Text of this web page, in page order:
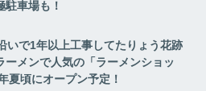
駐車場も！
いで1年以上工事してたりょう花跡
ーメンで人気の「ラーメンショッ
夏頃にオープン予定！